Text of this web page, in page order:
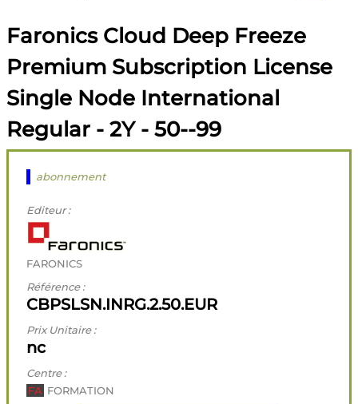
Faronics Cloud Deep Freeze
Premium Subscription License
Single Node International
Regular - 2Y - 50--99
abonnement
Editeur :
FARONICS
Référence :
CBPSLSN.INRG.2.50.EUR
Prix Unitaire :
nc
Centre :
FA FORMATION